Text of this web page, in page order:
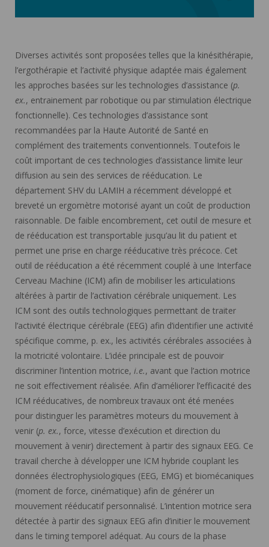
Diverses activités sont proposées telles que la kinésithérapie,
l’ergothérapie et l’activité physique adaptée mais également
les approches basées sur les technologies d’assistance (p.
ex., entrainement par robotique ou par stimulation électrique
fonctionnelle). Ces technologies d’assistance sont
recommandées par la Haute Autorité de Santé en
complément des traitements conventionnels. Toutefois le
coût important de ces technologies d’assistance limite leur
diffusion au sein des services de rééducation. Le
département SHV du LAMIH a récemment développé et
breveté un ergomètre motorisé ayant un coût de production
raisonnable. De faible encombrement, cet outil de mesure et
de rééducation est transportable jusqu’au lit du patient et
permet une prise en charge rééducative très précoce. Cet
outil de rééducation a été récemment couplé à une Interface
Cerveau Machine (ICM) afin de mobiliser les articulations
altérées à partir de l’activation cérébrale uniquement. Les
ICM sont des outils technologiques permettant de traiter
l’activité électrique cérébrale (EEG) afin d’identifier une activité
spécifique comme, p. ex., les activités cérébrales associées à
la motricité volontaire. L’idée principale est de pouvoir
discriminer l’intention motrice, i.e., avant que l’action motrice
ne soit effectivement réalisée. Afin d’améliorer l’efficacité des
ICM rééducatives, de nombreux travaux ont été menées
pour distinguer les paramètres moteurs du mouvement à
venir (p. ex., force, vitesse d’exécution et direction du
mouvement à venir) directement à partir des signaux EEG. Ce
travail cherche à développer une ICM hybride couplant les
données électrophysiologiques (EEG, EMG) et biomécaniques
(moment de force, cinématique) afin de générer un
mouvement rééducatif personnalisé. L’intention motrice sera
détectée à partir des signaux EEG afin d’initier le mouvement
dans le timing temporel adéquat. Au cours de la phase